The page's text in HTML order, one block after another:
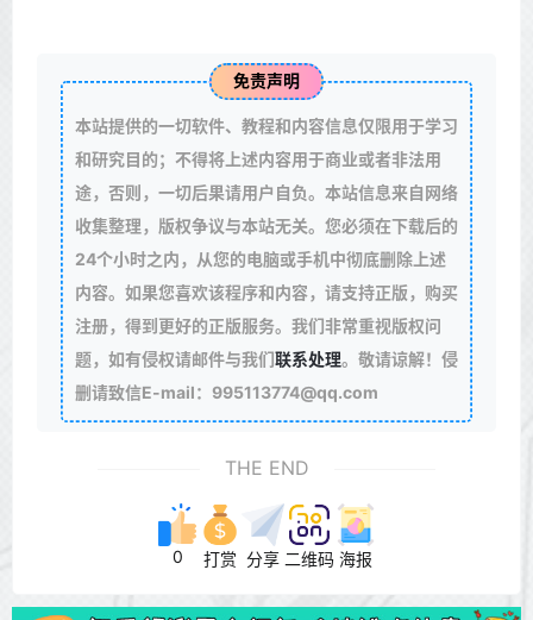
免责声明
本站提供的一切软件、教程和内容信息仅限用于学习
和研究目的；不得将上述内容用于商业或者非法用
途，否则，一切后果请用户自负。本站信息来自网络
收集整理，版权争议与本站无关。您必须在下载后的
24个小时之内，从您的电脑或手机中彻底删除上述
内容。如果您喜欢该程序和内容，请支持正版，购买
注册，得到更好的正版服务。我们非常重视版权问
题，如有侵权请邮件与我们联系处理。敬请谅解！侵
删请致信E-mail：995113774@qq.com
THE END
0 打赏 分享 二维码 海报